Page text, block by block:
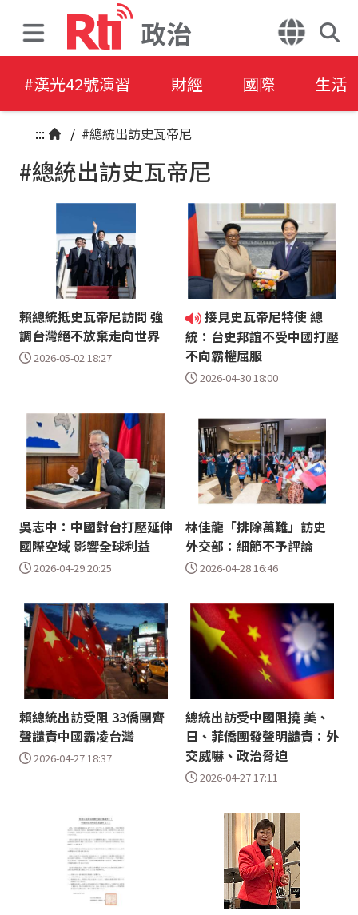
政治
#漢光42號演習 財經 國際 生活
::: / #總統出訪史瓦帝尼
#總統出訪史瓦帝尼
賴總統抵史瓦帝尼訪問 強
調台灣絕不放棄走向世界
2026-05-02 18:27
接見史瓦帝尼特使 總
統：台史邦誼不受中國打壓
不向霸權屈服
2026-04-30 18:00
吳志中：中國對台打壓延伸
國際空域 影響全球利益
2026-04-29 20:25
林佳龍「排除萬難」訪史
外交部：細節不予評論
2026-04-28 16:46
賴總統出訪受阻 33僑團齊
聲譴責中國霸凌台灣
2026-04-27 18:37
總統出訪受中國阻撓 美、
日、菲僑團發聲明譴責：外
交威嚇、政治脅迫
2026-04-27 17:11